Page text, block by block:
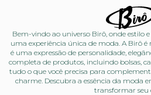
Bem-vindo ao universo Birô, onde estilo
uma experiência única de moda. A Birô é
é uma expressão de personalidade,
completa de produtos, incluindo bolsas,
tudo o que você precisa para
charme. Descubra a essência da moda
transformar seu